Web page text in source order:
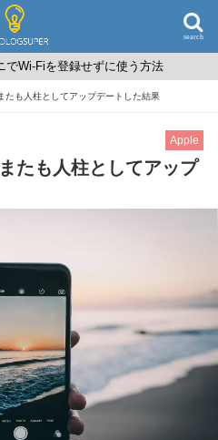
search
でWi-Fiを登録せずに使う方法
たも人柱としてアップデートした結果
Apple
たも人柱としてアップ